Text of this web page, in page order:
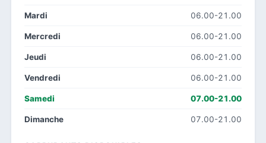
Mardi 06.00-21.00
Mercredi 06.00-21.00
Jeudi 06.00-21.00
Vendredi 06.00-21.00
Samedi 07.00-21.00
Dimanche 07.00-21.00